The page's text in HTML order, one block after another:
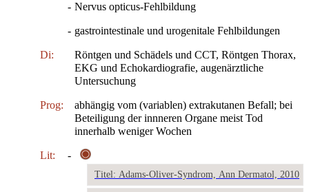
- Nervus opticus-Fehlbildung
- gastrointestinale und urogenitale Fehlbildungen
Di:
Röntgen und Schädels und CCT, Röntgen Thorax,
EKG und Echokardiografie, augenärztliche
Untersuchung
Prog:
abhängig vom (variablen) extrakutanen Befall; bei
Beteiligung der innneren Organe meist Tod
innerhalb weniger Wochen
Lit: -
Titel: Adams-Oliver-Syndrom, Ann Dermatol, 2010